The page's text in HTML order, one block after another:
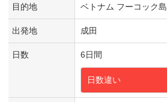
目的地 ベトナム フーコック島
出発地 成田
日数 6日間
日数違い